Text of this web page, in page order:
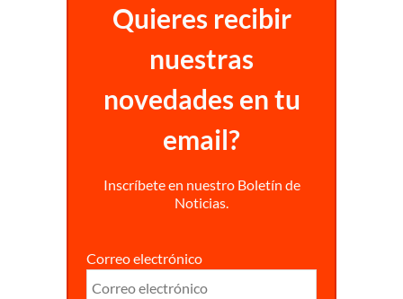
Quieres recibir
nuestras
novedades en tu
email?
Inscríbete en nuestro Boletín de
Noticias.
Correo electrónico